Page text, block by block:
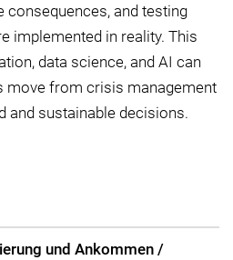
consequences, and testing
implemented in reality. This
data science, and AI can
move from crisis management
and sustainable decisions.
und Ankommen /